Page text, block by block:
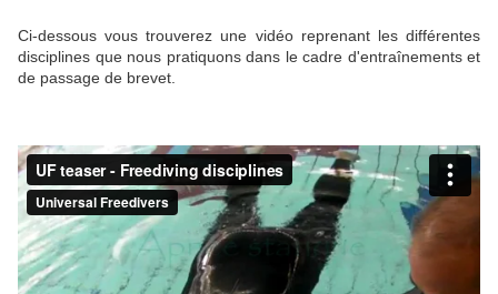
Ci-dessous vous trouverez une vidéo reprenant les différentes
disciplines que nous pratiquons dans le cadre d'entraînements et
de passage de brevet.